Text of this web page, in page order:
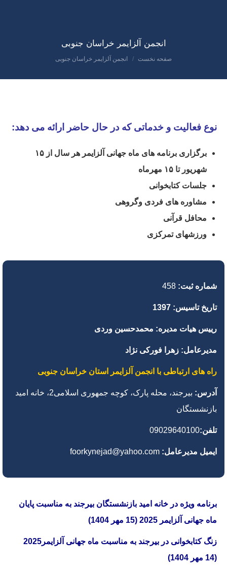
انجمن آلزایمر خراسان جنوبی
مکان شما:
صفحه نخست انجمن آلزایمر خراسان جنوبی
نوع فعالیت و خدماتی که در حال حاضر ارائه می دهد:
برگزاری برنامه های ماه جهانی آلزایمر هر سال از ۱۵
شهریور تا ۱۵ مهرماه
جلسات کتابخوانی
مشاوره های فردی وگروهی
محافل قرآنی
ورزشهای تمرکزی
شماره ثبت: 458
تاریخ تاسیس: 1397
رییس هیات مدیره: محمدحسین وردی
مدیرعامل: زهرا فورکی نژاد
راه های ارتباطی با انجمن آلزایمر استان خراسان جنوبی
آدرس:
بیرجند، محله پارک، کوچه جمهوری اسلامی2، خانه امید
بازنشستگان
تلفن:09029640100
ایمیل مدیرعامل:
برنامه ویژه در خانه امید بازنشستگان بیرجند به مناسبت پایان
ماه جهانی آلزایمر 2025 (15 مهر 1404)
زنگ کتابخوانی در بیرجند به مناسبت ماه جهانی آلزایمر2025
(14 مهر 1404)